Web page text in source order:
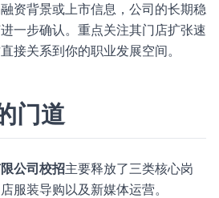
资背景或上市信息，公司的长期稳
一步确认。重点关注其门店扩张速
接关系到你的职业发展空间。
门道
公司校招主要释放了三类核心岗
服装导购以及新媒体运营。